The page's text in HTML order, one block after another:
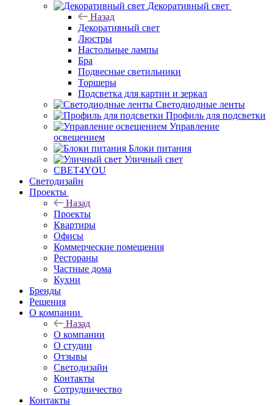
Декоративный свет
Назад
Декоративный свет
Люстры
Настольные лампы
Бра
Подвесные светильники
Торшеры
Подсветка для картин и зеркал
Светодиодные ленты
Профиль для подсветки
Управление
освещением
Блоки питания
Уличный свет
СВЕТ4YOU
Светодизайн
Проекты
Назад
Проекты
Квартиры
Офисы
Коммерческие помещения
Рестораны
Частные дома
Кухни
Бренды
Решения
О компании
Назад
О компании
О студии
Отзывы
Светодизайн
Контакты
Сотрудничество
Контакты